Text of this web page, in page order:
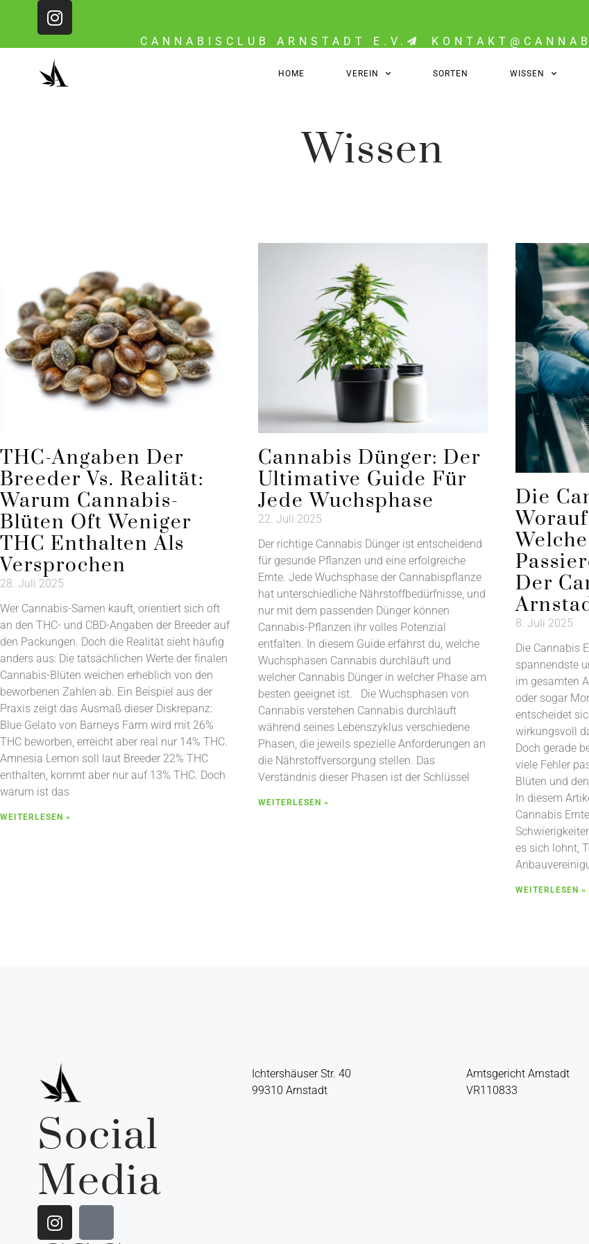
CANNABISCLUB ARNSTADT E.V.
HOME VEREIN SORTEN WISSEN
Wissen
THC-Angaben Der
Breeder Vs. Realität:
Warum Cannabis-
Blüten Oft Weniger
THC Enthalten Als
Versprochen
28. Juli 2025
Wer Cannabis-Samen kauft, orientiert sich oft
an den THC- und CBD-Angaben der Breeder auf
den Packungen. Doch die Realität sieht häufig
anders aus: Die tatsächlichen Werte der finalen
Cannabis-Blüten weichen erheblich von den
beworbenen Zahlen ab. Ein Beispiel aus der
Praxis zeigt das Ausmaß dieser Diskrepanz:
Blue Gelato von Barneys Farm wird mit 26%
THC beworben, erreicht aber real nur 14% THC.
Amnesia Lemon soll laut Breeder 22% THC
enthalten, kommt aber nur auf 13% THC. Doch
warum ist das
WEITERLESEN »
Cannabis Dünger: Der
Ultimative Guide Für
Jede Wuchsphase
22. Juli 2025
Der richtige Cannabis Dünger ist entscheidend
für gesunde Pflanzen und eine erfolgreiche
Ernte. Jede Wuchsphase der Cannabispflanze
hat unterschiedliche Nährstoffbedürfnisse, und
nur mit dem passenden Dünger können
Cannabis-Pflanzen ihr volles Potenzial
entfalten. In diesem Guide erfährst du, welche
Wuchsphasen Cannabis durchläuft und
welcher Cannabis Dünger in welcher Phase am
besten geeignet ist. Die Wuchsphasen von
Cannabis verstehen Cannabis durchläuft
während seines Lebenszyklus verschiedene
Phasen, die jeweils spezielle Anforderungen an
die Nährstoffversorgung stellen. Das
Verständnis dieser Phasen ist der Schlüssel
WEITERLESEN »
Die
Der
8. Juli 2025
Die Cannabis
spannendste
im gesamten
oder sogar
entscheidet
wirkungsvoll
Doch gerade
viele Fehler
Blüten und
In diesem
Cannabis
es sich lohnt,
WEITERLESEN »
Social
Media
Ichtershäuser Str. 40
99310 Arnstadt
Amtsgericht Arnstadt
VR110833